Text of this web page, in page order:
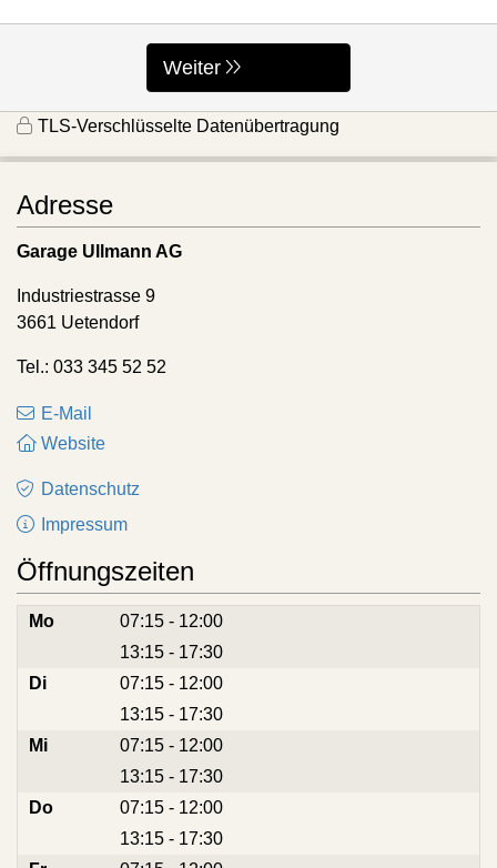
Weiter
TLS-Verschlüsselte Datenübertragung
Adresse
Garage Ullmann AG
Industriestrasse 9
3661 Uetendorf
Tel.: 033 345 52 52
E-Mail
Website
Datenschutz
Impressum
Öffnungszeiten
Mo 07:15 - 12:00
13:15 - 17:30
Di
07:15 - 12:00
13:15 - 17:30
Mi
07:15 - 12:00
13:15 - 17:30
Do
07:15 - 12:00
13:15 - 17:30